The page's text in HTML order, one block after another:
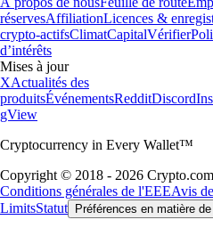
réservesAffiliationLicences &
crypto-actifsClimatCapitalVérifier
d’intérêts
Mises à jour
XActualités des
produitsÉvénementsRedditDiscord
gView
Cryptocurrency in Every Wallet™
Copyright © 2018 - 2026
Conditions générales de l'EEEAvis
LimitsStatut Préférences en matière